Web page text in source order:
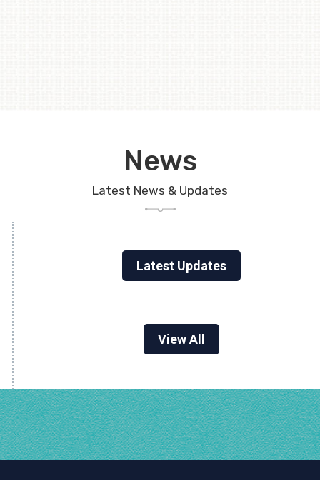
News
Latest News & Updates
Latest Updates
View All